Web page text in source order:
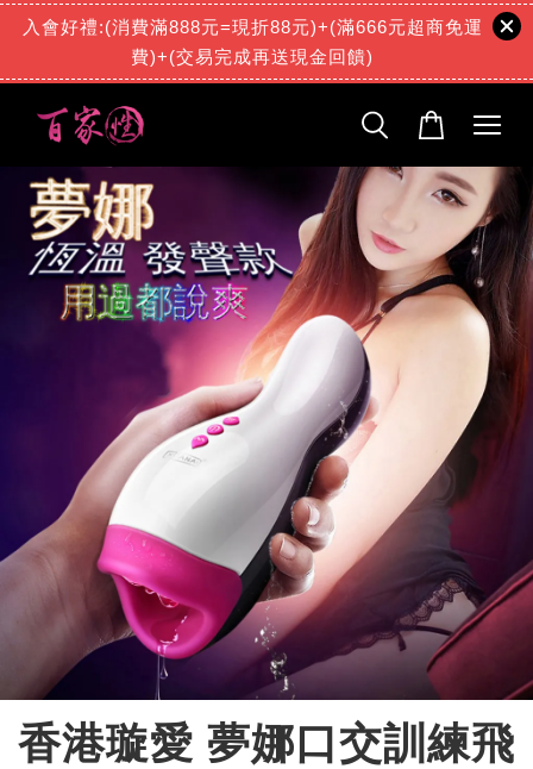
入會好禮:(消費滿888元=現折88元)+(滿666元超商免運
費)+(交易完成再送現金回饋)
香港璇愛 夢娜口交訓練飛